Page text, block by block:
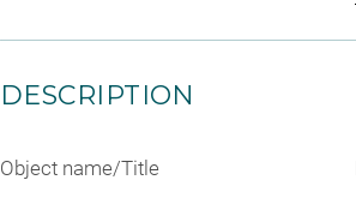
DESCRIPTION
Object name/Title